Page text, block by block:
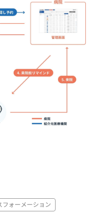
フォーメーション